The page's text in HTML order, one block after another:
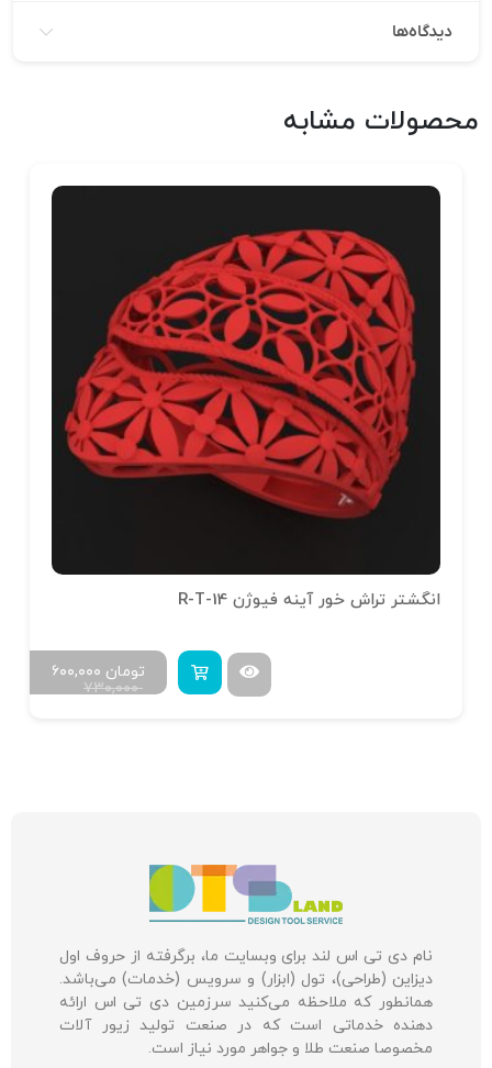
دیدگاه‌ها
محصولات مشابه
انگشتر تراش خور آینه فیوژن R-T-14
۷۳۰,۰۰۰
۶۰۰,۰۰۰ تومان
نام دی تی اس لند برای وبسایت ما، برگرفته از حروف اول
دیزاین (طراحی)، تول (ابزار) و سرویس (خدمات) می‌باشد.
همانطور که ملاحظه می‌کنید سرزمین دی تی اس ارائه
دهنده خدماتی است که در صنعت تولید زیور آلات
مخصوصا صنعت طلا و جواهر مورد نیاز است.